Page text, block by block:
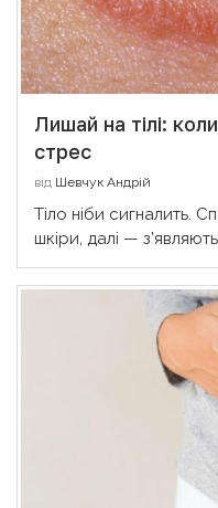
Лишай на тілі:
стрес
від Шевчук Андрій
Тіло ніби сигналить.
шкіри, далі —